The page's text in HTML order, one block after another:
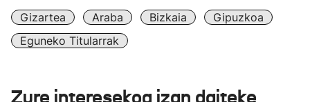
Gizartea Araba Bizkaia
Gipuzkoa
Eguneko Titularrak